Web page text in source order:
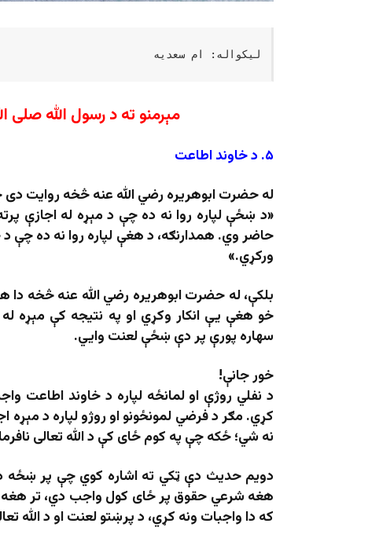
لیکواله: ام سعدیه
مېرمنو ته د رسول الله صلی
۵. د خاوند اطاعت
له حضرت ابوهریره رضي الله عنه څخه روایت دی
«د ښځې لپاره روا نه ده چې د مېړه له اجازې
حاضر وي. همدارنګه، د هغې لپاره روا نه ده چې د
ورکړي.»
بلکې، له حضرت ابوهریره رضي الله عنه څخه
خو هغې یې انکار وکړي او په نتیجه کې مېړه
سهاره پورې پر دې ښځې لعنت وايي.
خور جانې!
د نفلي روژې او لمانځه لپاره د خاوند اطاعت
کړي. مګر د فرضي لمونځونو او روژو لپاره د مېړه
نه شي؛ ځکه چې په کوم ځای کې د الله تعالی
دویم حدیث دې ټکي ته اشاره کوي چې پر ښځه
هغه شرعي حقوق پر ځای کول واجب دي، تر هغه
که دا واجبات ونه کړي، د پرښتو لعنت او د الله